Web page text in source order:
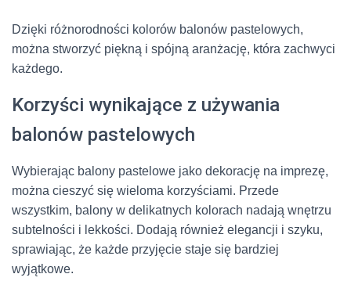
Dzięki różnorodności kolorów balonów pastelowych,
można stworzyć piękną i spójną aranżację, która zachwyci
każdego.
Korzyści wynikające z używania
balonów pastelowych
Wybierając balony pastelowe jako dekorację na imprezę,
można cieszyć się wieloma korzyściami. Przede
wszystkim, balony w delikatnych kolorach nadają wnętrzu
subtelności i lekkości. Dodają również elegancji i szyku,
sprawiając, że każde przyjęcie staje się bardziej
wyjątkowe.